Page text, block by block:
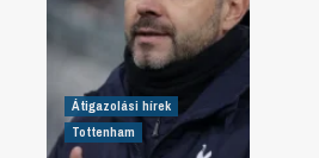
Átigazolási hírek
Tottenham